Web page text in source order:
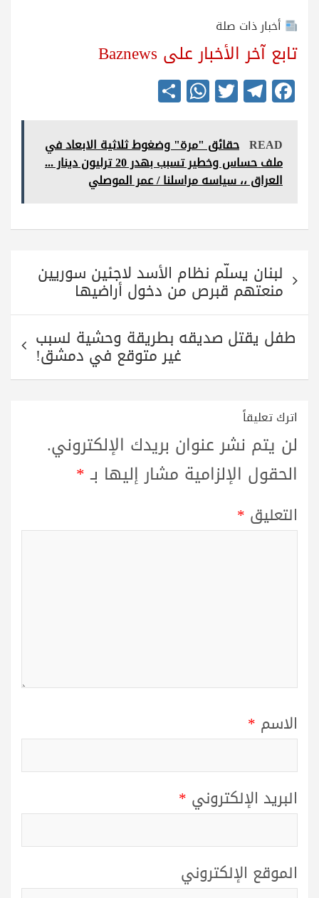
أخبار ذات صلة
تابع آخر الأخبار على Baznews
Fa
ce
bo
ok
Te
le
gr
a
m
T
wi
tte
r
W
ha
ts
A
pp
re READ حقائق "مرة" وضغوط ثلاثية الابعاد في
ملف حساس وخطير تسبب بهدر 20 ترليون دينار ...
العراق ،، سياسه مراسلنا / عمر الموصلي
تصفّح
المقالات
لبنان يسلّم نظام الأسد لاجئين سوريين
منعتهم قبرص من دخول أراضيها
طفل يقتل صديقه بطريقة وحشية لسبب
غير متوقع في دمشق!
اترك تعليقاً
لن يتم نشر عنوان بريدك الإلكتروني.
الحقول الإلزامية مشار إليها بـ*
التعليق *
الاسم *
البريد الإلكتروني *
الموقع الإلكتروني